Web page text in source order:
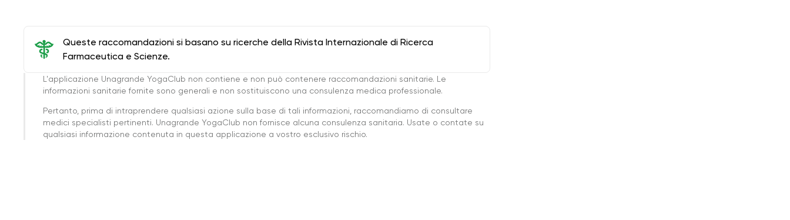
Queste raccomandazioni si basano su ricerche della Rivista Internazionale di Ricerca
Farmaceutica e Scienze.
L'applicazione Unagrande YogaClub non contiene e non può contenere raccomandazioni sanitarie. Le
informazioni sanitarie fornite sono generali e non sostituiscono una consulenza medica professionale.
Pertanto, prima di intraprendere qualsiasi azione sulla base di tali informazioni, raccomandiamo di consultare
medici specialisti pertinenti. Unagrande YogaClub non fornisce alcuna consulenza sanitaria. Usate o contate su
qualsiasi informazione contenuta in questa applicazione a vostro esclusivo rischio.